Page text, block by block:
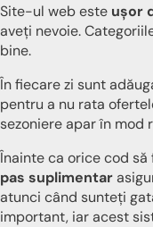
Site-ul web este ușor
aveți nevoie.
bine.
În fiecare zi sunt
pentru a nu rata
sezoniere apar în mod
Înainte ca orice cod
pas suplimentar
atunci când sunteți
important, iar acest